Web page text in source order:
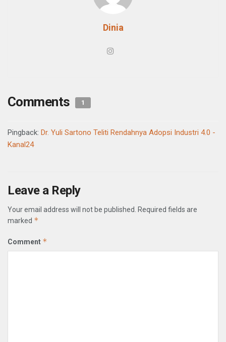
Dinia
Comments 1
Pingback: Dr. Yuli Sartono Teliti Rendahnya Adopsi Industri 4.0 -
Kanal24
Leave a Reply
Your email address will not be published.
Required fields are
marked *
Comment *